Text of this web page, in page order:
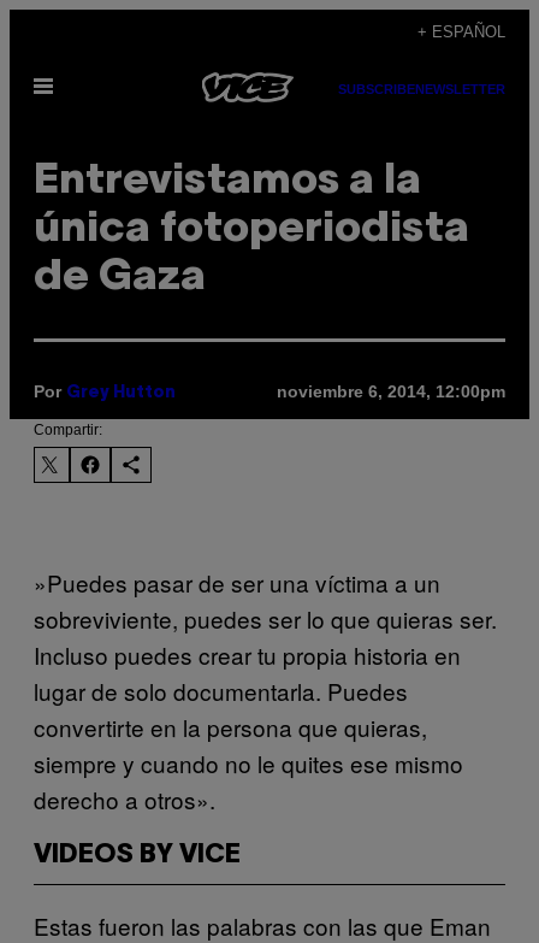
contenido
+ ESPAÑOL
Abrir
SUBSCRIBENEWSLETTER
Entrevistamos a la
única fotoperiodista
de Gaza
Por Grey Hutton noviembre 6, 2014, 12:00pm
Compartir:
​»Puedes pasar de ser una víctima a un
sobreviviente, puedes ser lo que quieras ser.
Incluso puedes crear tu propia historia en
lugar de solo documentarla. Puedes
convertirte en la persona que quieras,
siempre y cuando no le quites ese mismo
derecho a otros».
VIDEOS BY VICE
Estas fueron las palabras con las que Eman